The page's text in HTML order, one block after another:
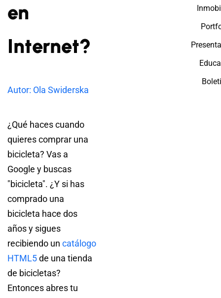
en
Internet?
Autor: Ola Swiderska
¿Qué haces cuando
quieres comprar una
bicicleta? Vas a
Google y buscas
"bicicleta". ¿Y si has
comprado una
bicicleta hace dos
años y sigues
recibiendo un catálogo
HTML5de una tienda
de bicicletas?
Entonces abres tu